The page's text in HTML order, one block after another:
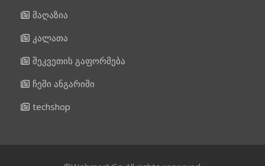
მაღაზია
კალათა
შეკვეთის გაფორმება
ჩემი ანგარიში
techshop